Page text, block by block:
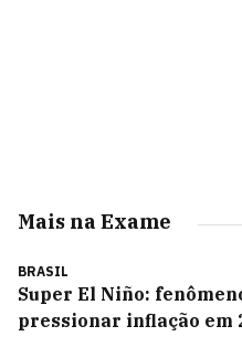
Mais na Exame
BRASIL
Super El Niño:
pressionar inflação em